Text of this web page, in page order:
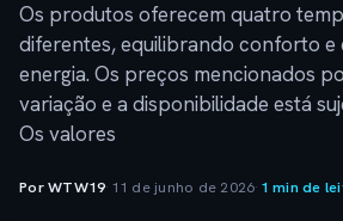
Os produtos oferecem quatro
diferentes, equilibrando conforto e
energia. Os preços mencionados
variação e a disponibilidade está
Os valores
Por WTW19· 11 de junho de 2026· 1 min de